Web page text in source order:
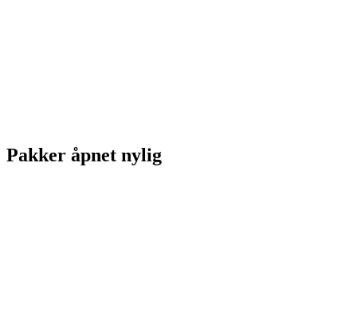
Pakker åpnet nylig